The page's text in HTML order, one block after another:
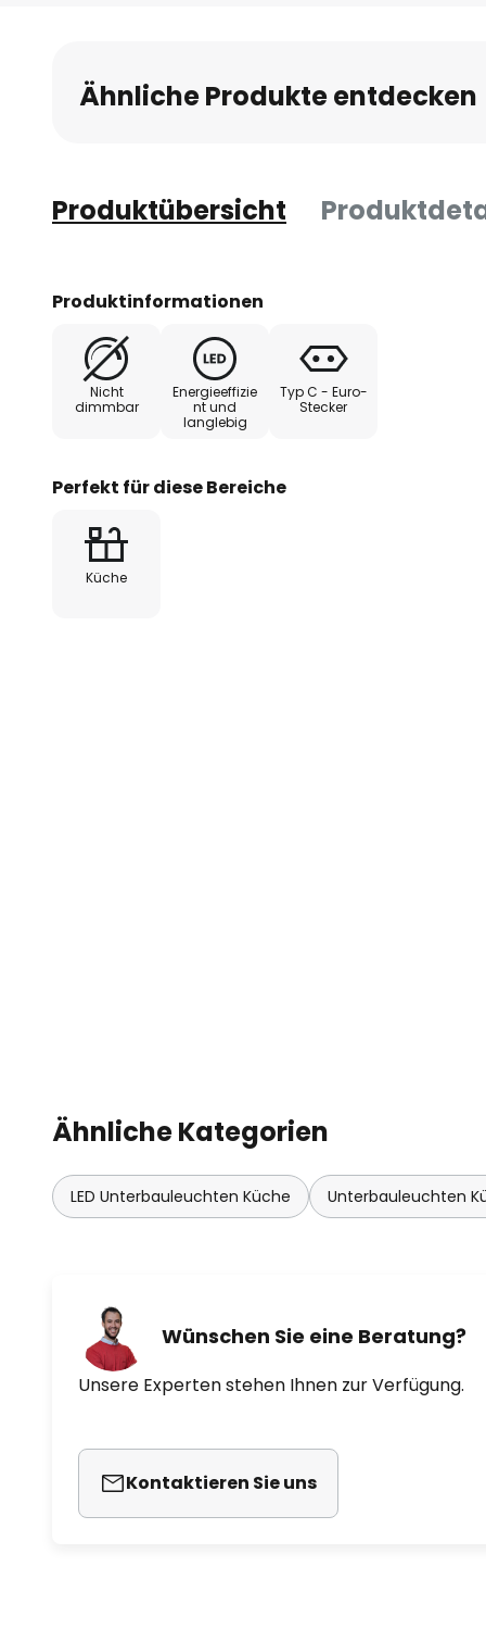
Bildgalerie
springen
Ähnliche Produkte entdecken
Produktübersicht
Produktinformationen
Nicht
dimmbar
Energieeffizie
nt und
langlebig
Typ C - Euro-
Stecker
Perfekt für diese Bereiche
Küche
Ähnliche Kategorien
LED Unterbauleuchten Küche Unterbauleuchten
Wünschen Sie eine Beratung?
Unsere Experten stehen Ihnen zur Verfügung.
Kontaktieren Sie uns